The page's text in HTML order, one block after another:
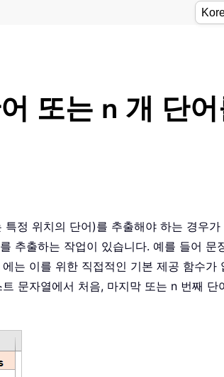
또는 n 개 단
정 위치의 단어)를 추출해야 하는 경우가
추출하는 작업이 있습니다. 예를 들어 문
는 이를 위한 직접적인 기본 제공 함수가
문자열에서 처음, 마지막 또는 n 번째 단